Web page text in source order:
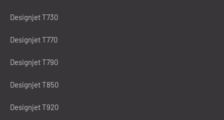
Designjet T730
Designjet T770
Designjet T790
Designjet T850
Designjet T920